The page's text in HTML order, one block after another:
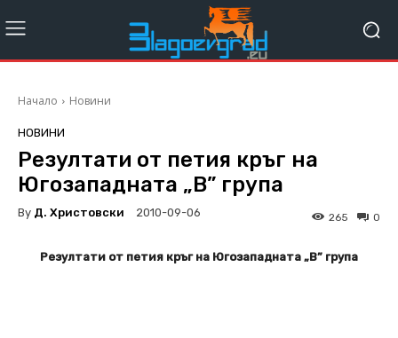
Начало Новини
НОВИНИ
Резултати от петия кръг на
Югозападната „В” група
By Д. Христовски 2010-09-06 0
265
Резултати от петия кръг на Югозападната „В” група